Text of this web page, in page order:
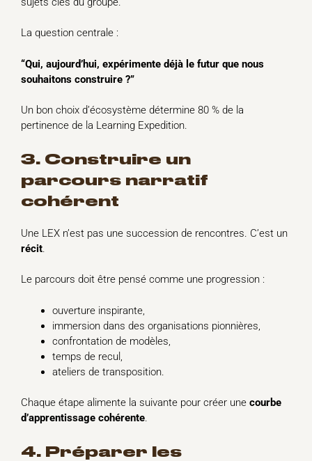
La question centrale :
“Qui, aujourd’hui, expérimente déjà le futur que nous
souhaitons construire ?”
Un bon choix d’écosystème détermine 80 % de la
pertinence de la Learning Expedition.
3. Construire un
parcours narratif
cohérent
Une LEX n’est pas une succession de rencontres. C’est un
récit.
Le parcours doit être pensé comme une progression :
ouverture inspirante,
immersion dans des organisations pionnières,
confrontation de modèles,
temps de recul,
ateliers de transposition.
Chaque étape alimente la suivante pour créer une courbe
d’apprentissage cohérente.
4. Préparer les